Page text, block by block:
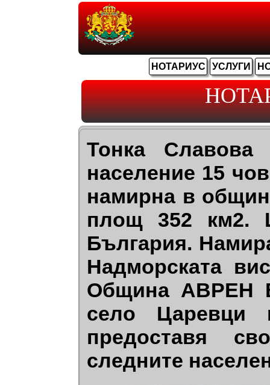
НОТАРИУС УСЛУГИ
Тонка
население 15
намирна в
площ 352 км2.
България.
Надморската
Община АВРЕН
село Царевци
предоставя
следните